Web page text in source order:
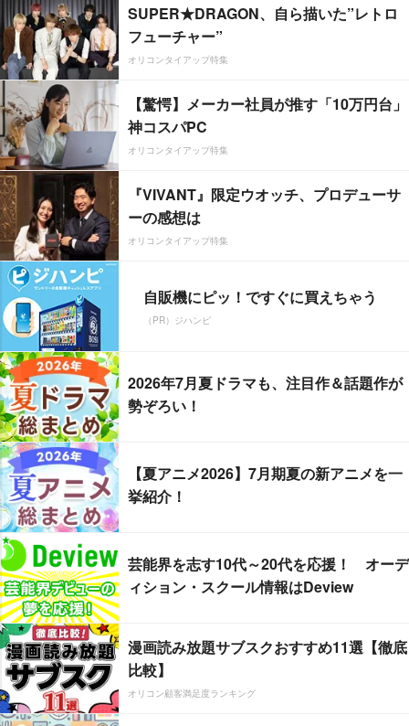
SUPER★DRAGON、自ら描いた”レトロ
フューチャー”
オリコンタイアップ特集
【驚愕】メーカー社員が推す「10万円台」
神コスパPC
オリコンタイアップ特集
『VIVANT』限定ウオッチ、プロデューサ
ーの感想は
オリコンタイアップ特集
自販機にピッ！ですぐに買えちゃう
（PR）ジハンピ
2026年7月夏ドラマも、注目作＆話題作が
勢ぞろい！
【夏アニメ2026】7月期夏の新アニメを一
挙紹介！
芸能界を志す10代～20代を応援！ オーデ
ィション・スクール情報はDeview
漫画読み放題サブスクおすすめ11選【徹底
比較】
オリコン顧客満足度ランキング